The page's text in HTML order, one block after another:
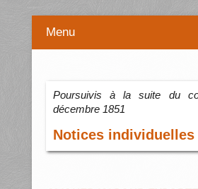
Menu
Poursuivis à la suite du
décembre 1851
Notices individuelles